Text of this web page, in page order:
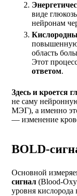
виде
нейронам
повышенную
область
Этот
ответом.
Здесь и кроется
не саму
МЭГ), а именно
— изменение
BOLD-
Основной
сигнал (Blood-
уровня кислорода